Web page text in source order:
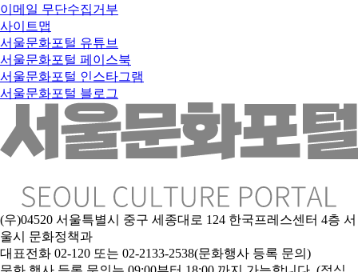
이메일 무단수집거부
사이트맵
서울문화포털 유튜브
서울문화포털 페이스북
서울문화포털 인스타그램
서울문화포털 블로그
(우)04520 서울특별시 중구 세종대로 124 한국프레스센터 4층 서
울시 문화정책과
대표전화 02-120 또는 02-2133-2538(문화행사 등록 문의)